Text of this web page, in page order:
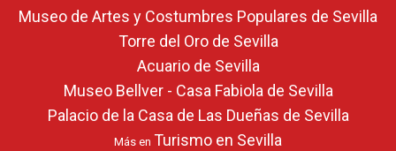
Museo de Artes y Costumbres Populares de Sevilla
Torre del Oro de Sevilla
Acuario de Sevilla
Museo Bellver - Casa Fabiola de Sevilla
Palacio de la Casa de Las Dueñas de Sevilla
Más en Turismo en Sevilla